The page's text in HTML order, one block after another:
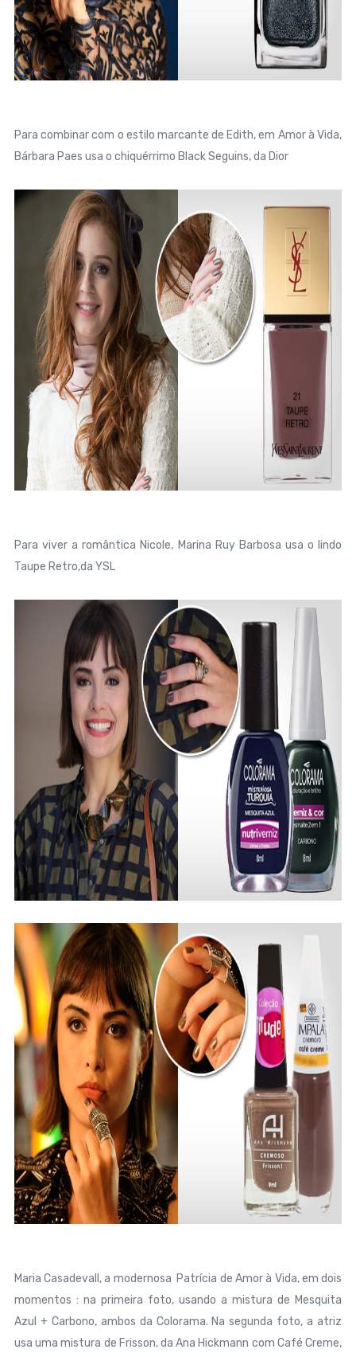
Para combinar com o estilo marcante de Edith, em Amor à Vida,
Bárbara Paes usa o chiquérrimo Black Seguins, da Dior
Para viver a romântica Nicole, Marina Ruy Barbosa usa o lindo
Taupe Retro,da YSL
Maria Casadevall, a modernosa Patrícia de Amor à Vida, em dois
momentos : na primeira foto, usando a mistura de Mesquita
Azul + Carbono, ambos da Colorama. Na segunda foto, a atriz
usa uma mistura de Frisson, da Ana Hickmann com Café Creme,